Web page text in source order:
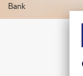
Bank